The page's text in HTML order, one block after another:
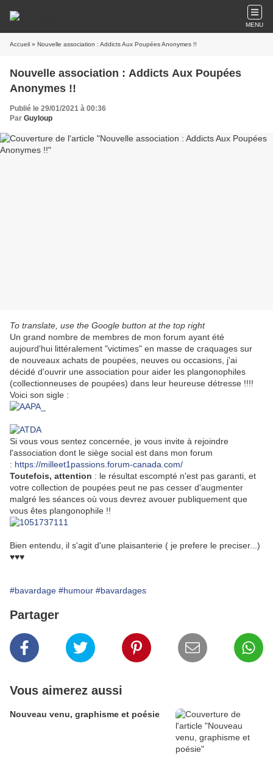
MENU
Accueil » Nouvelle association : Addicts Aux Poupées Anonymes !!
Nouvelle association : Addicts Aux Poupées
Anonymes !!
Publié le 29/01/2021 à 00:36
Par Guyloup
To translate, use the Google button at the top right
Un grand nombre de membres de mon forum ayant été
aujourd'hui littéralement "victimes" en masse de craquages sur
de nouveaux achats de poupées, neuves ou occasions, j'ai
décidé d'ouvrir une association pour aider les plangonophiles
(collectionneuses de poupées) dans leur heureuse détresse !!!!
Voici son sigle :
Si vous vous sentez concernée, je vous invite à rejoindre
l'association dont le siège social est dans mon forum
: https://milleet1passions.forum-canada.com/
Toutefois, attention : le résultat escompté n'est pas garanti, et
votre collection de poupées peut ne pas cesser d'augmenter
malgré les séances où vous devrez avouer publiquement que
vous êtes plangonophile !!
Bien entendu, il s'agit d'une plaisanterie ( je prefere le preciser...)
♥♥♥
#bavardage #humour #bavardages
Partager
Vous aimerez aussi
Nouveau venu, graphisme et poésie